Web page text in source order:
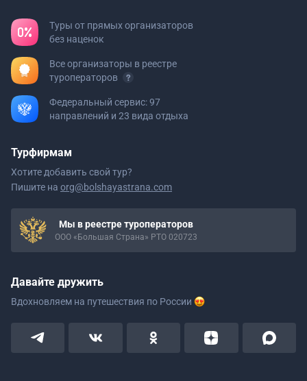
Туры от прямых организаторов
без наценок
Все организаторы в реестре
туроператоров
Федеральный сервис: 97
направлений и 23 вида отдыха
Турфирмам
Хотите добавить свой тур?
Пишите на org@bolshayastrana.com
Мы в реестре туроператоров
ООО «Большая Страна» РТО 020723
Давайте дружить
Вдохновляем на путешествия по России